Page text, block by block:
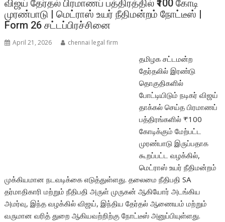
விஜய் தேர்தல் பிரமாணப் பத்திரத்தில் ₹100 கோடி
முரண்பாடு | மெட்ராஸ் உயர் நீதிமன்றம் நோட்டீஸ் |
Form 26 சட்டப்பிரச்சினை
April 21, 2026 chennai legal firm
தமிழக சட்டமன்ற
தேர்தலில் இரண்டு
தொகுதிகளில்
போட்டியிடும் நடிகர் விஜய்
தாக்கல் செய்த பிரமாணப்
பத்திரங்களில் ₹100
கோடிக்கும் மேற்பட்ட
முரண்பாடு இருப்பதாக
கூறப்பட்ட வழக்கில்,
மெட்ராஸ் உயர் நீதிமன்றம்
முக்கியமான நடவடிக்கை எடுத்துள்ளது. தலைமை நீதிபதி SA
தர்மாதிகாரி மற்றும் நீதிபதி அருள் முருகன் ஆகியோர் அடங்கிய
அமர்வு, இந்த வழக்கில் விஜய், இந்திய தேர்தல் ஆணையம் மற்றும்
வருமான வரித் துறை ஆகியவற்றிற்கு நோட்டீஸ் அனுப்பியுள்ளது.